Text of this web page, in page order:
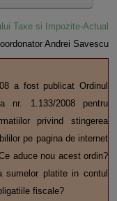
Taxe si Impozite-Actual
Andrei Savescu
a fost publicat Ordinul
nr. 1.133/2008 pentru
privind stingerea
pe pagina de internet
aduce nou acest ordin?
sumelor platite in contul
fiscale?